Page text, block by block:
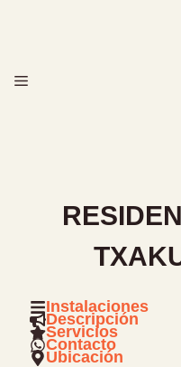
MENÚ
Instalaciones
Descripción
Servicios
Contacto
Ubicación